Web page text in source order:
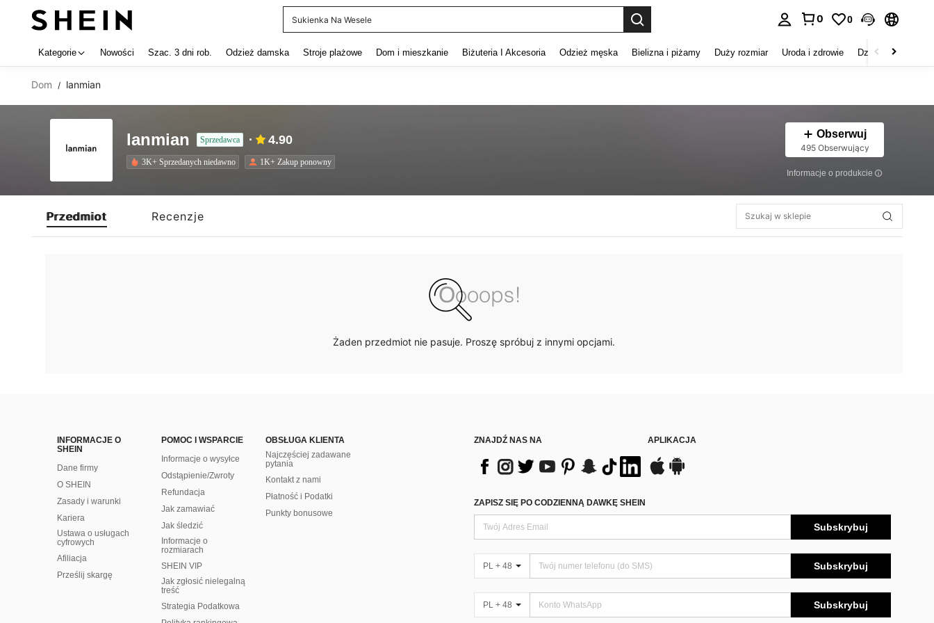
Sukienka Na Wesele
0 0
Kategorie Nowości Szac. 3 dni rob. Odzież damska Stroje plażowe Dom i mieszkanie Biżuteria I Akcesoria Odzież męska Bielizna i piżamy Duży rozmiar Uroda i zdrowie Dzieci
Dom / lanmian
lanmian Sprzedawca 4.90
3K+ Sprzedanych niedawno 1K+ Zakup ponowny
Obserwuj
495 Obserwujący
Informacje o produkcie
Przedmiot Recenzje
Żaden przedmiot nie pasuje. Proszę spróbuj z innymi opcjami.
INFORMACJE O
SHEIN
Dane firmy
O SHEIN
Zasady i warunki
Kariera
Ustawa o usługach
cyfrowych
Afiliacja
Prześlij skargę
POMOC I WSPARCIE
Informacje o wysyłce
Odstąpienie/Zwroty
Refundacja
Jak zamawiać
Jak śledzić
Informacje o
rozmiarach
SHEIN VIP
Jak zgłosić nielegalną
treść
Strategia Podatkowa
OBSŁUGA KLIENTA
Najczęściej zadawane
pytania
Kontakt z nami
Płatność i Podatki
Punkty bonusowe
ZNAJDŹ NAS NA APLIKACJA
ZAPISZ SIĘ PO CODZIENNĄ DAWKĘ SHEIN
Subskrybuj
PL + 48 Subskrybuj
PL + 48 Subskrybuj